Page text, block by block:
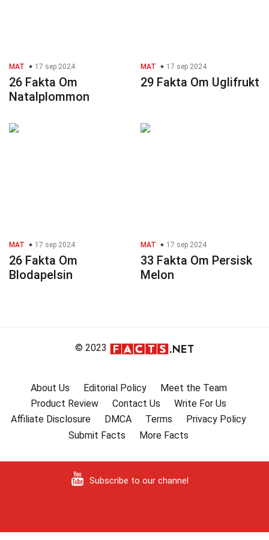
MAT 17 sep 2024
26 Fakta Om
Natalplommon
MAT 17 sep 2024
29 Fakta Om Uglifrukt
MAT 17 sep 2024
26 Fakta Om
Blodapelsin
MAT 17 sep 2024
33 Fakta Om Persisk
Melon
© 2023
About Us Editorial Policy
Meet the Team
Product Review
Contact Us
Write For Us
Affiliate Disclosure
DMCA Terms
Privacy Policy
Submit Facts
More Facts
Subscribe to our channel